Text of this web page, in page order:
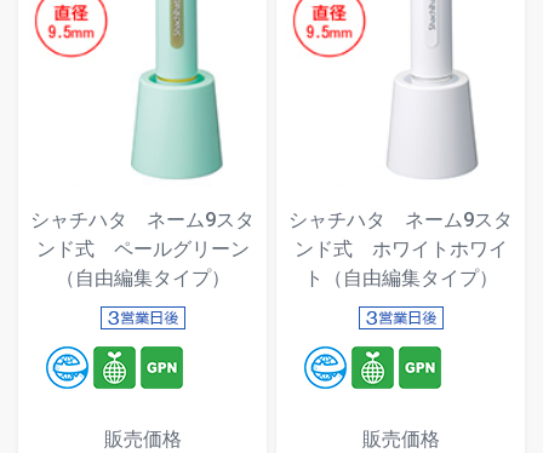
シャチハタ ネーム9スタ
ンド式 ペールグリーン
（自由編集タイプ）
販売価格
シャチハタ ネーム9スタ
ンド式 ホワイトホワイ
ト（自由編集タイプ）
販売価格